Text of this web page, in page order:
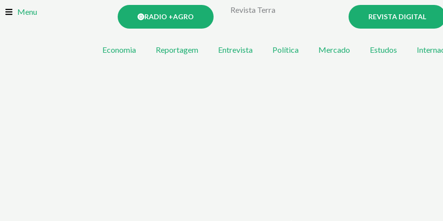
Menu
RADIO +AGRO
Revista Terra
REVISTA DIGITAL
Economia Reportagem Entrevista Política Mercado Estudos